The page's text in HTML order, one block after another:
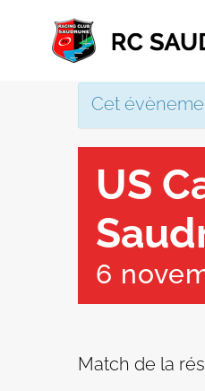
contenu
Cet
US
6
Match de la